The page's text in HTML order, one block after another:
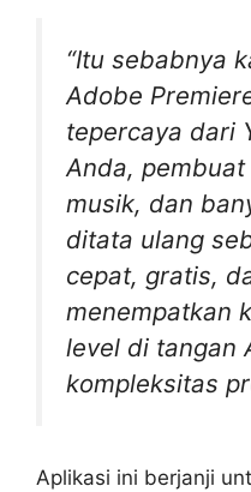
“Itu sebabnya
Adobe
tepercaya dari
Anda,
musik, dan
ditata ulang
cepat, gratis,
menempatkan
level di tangan
kompleksitas
Aplikasi ini berjanji